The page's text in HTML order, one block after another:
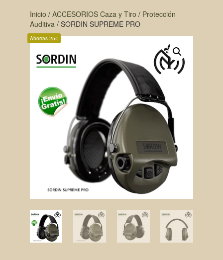
Inicio / ACCESORIOS Caza y Tiro / Protección
Auditiva/ SORDIN SUPREME PRO
Ahorras 25€